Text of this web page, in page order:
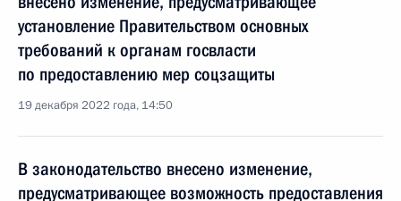
установление Правительством основных
требований к органам госвласти
по предоставлению мер соцзащиты
19 декабря 2022 года, 14:50
В законодательство внесено изменение,
предусматривающее возможность предоставления